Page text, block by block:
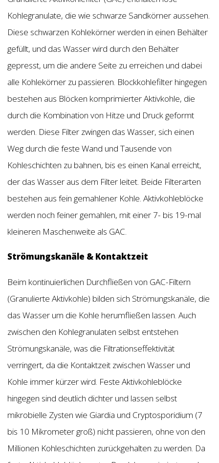
Kohlegranulate, die wie schwarze Sandkörner aussehen.
Diese schwarzen Kohlekörner werden in einen Behälter
gefüllt, und das Wasser wird durch den Behälter
gepresst, um die andere Seite zu erreichen und dabei
alle Kohlekörner zu passieren. Blockkohlefilter hingegen
bestehen aus Blöcken komprimierter Aktivkohle, die
durch die Kombination von Hitze und Druck geformt
werden. Diese Filter zwingen das Wasser, sich einen
Weg durch die feste Wand und Tausende von
Kohleschichten zu bahnen, bis es einen Kanal erreicht,
der das Wasser aus dem Filter leitet. Beide Filterarten
bestehen aus fein gemahlener Kohle. Aktivkohleblöcke
werden noch feiner gemahlen, mit einer 7- bis 19-mal
kleineren Maschenweite als GAC.
Strömungskanäle & Kontaktzeit
Beim kontinuierlichen Durchfließen von GAC-Filtern
(Granulierte Aktivkohle) bilden sich Strömungskanäle, die
das Wasser um die Kohle herumfließen lassen. Auch
zwischen den Kohlegranulaten selbst entstehen
Strömungskanäle, was die Filtrationseffektivität
verringert, da die Kontaktzeit zwischen Wasser und
Kohle immer kürzer wird. Feste Aktivkohleblöcke
hingegen sind deutlich dichter und lassen selbst
mikrobielle Zysten wie Giardia und Cryptosporidium (7
bis 10 Mikrometer groß) nicht passieren, ohne von den
Millionen Kohleschichten zurückgehalten zu werden. Da